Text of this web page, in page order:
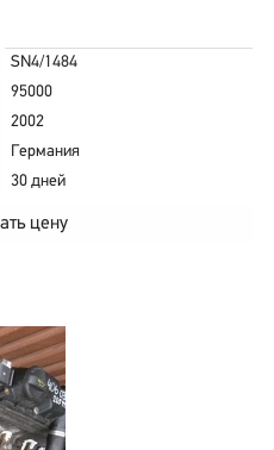
SN4/1484
95000
2002
Германия
30 дней
цену